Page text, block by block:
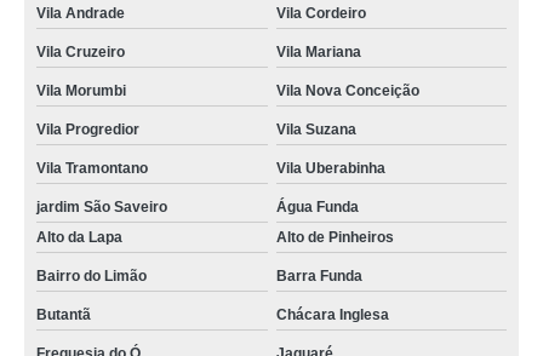
Vila Andrade Vila Cordeiro
Vila Cruzeiro Vila Mariana
Vila Morumbi Vila Nova Conceição
Vila Progredior Vila Suzana
Vila Tramontano Vila Uberabinha
jardim São Saveiro
Água Funda
Alto da Lapa
Alto de Pinheiros
Bairro do Limão Barra Funda
Butantã Chácara Inglesa